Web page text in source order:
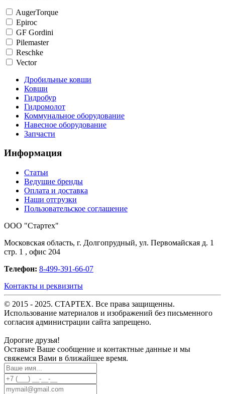
AugerTorque
Epiroc
GF Gordini
Pilemaster
Reschke
Vector
Дробильные ковши
Ковши
Гидробур
Гидромолот
Коммунальное оборудование
Навесное оборудование
Запчасти
Информация
Статьи
Ведущие бренды
Оплата и доставка
Наши отгрузки
Пользовательское соглашение
OOO "Стартех"
Московская область, г. Долгопрудный, ул. Первомайская д. 1
стр. 1 , офис 204
Телефон: 8-499-391-66-07
Контакты и реквизиты
© 2015 - 2025. СТАРТЕХ. Все права защищенны.
Использование материалов и изображений без письменного
согласия администрации сайта запрещено.
Дорогие друзья!
Оставьте Ваше сообщение и контактные данные и мы
свяжемся Вами в ближайшее время.